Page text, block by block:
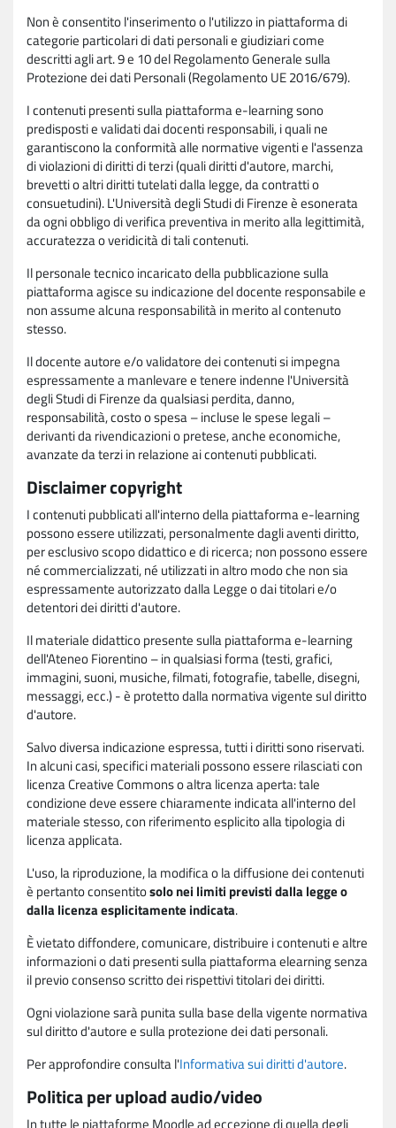
Non è consentito l'inserimento o l'utilizzo in piattaforma di
categorie particolari di dati personali e giudiziari come
descritti agli art. 9 e 10 del Regolamento Generale sulla
Protezione dei dati Personali (Regolamento UE 2016/679).
I contenuti presenti sulla piattaforma e-learning sono
predisposti e validati dai docenti responsabili, i quali ne
garantiscono la conformità alle normative vigenti e l'assenza
di violazioni di diritti di terzi (quali diritti d'autore, marchi,
brevetti o altri diritti tutelati dalla legge, da contratti o
consuetudini). L'Università degli Studi di Firenze è esonerata
da ogni obbligo di verifica preventiva in merito alla legittimità,
accuratezza o veridicità di tali contenuti.
Il personale tecnico incaricato della pubblicazione sulla
piattaforma agisce su indicazione del docente responsabile e
non assume alcuna responsabilità in merito al contenuto
stesso.
Il docente autore e/o validatore dei contenuti si impegna
espressamente a manlevare e tenere indenne l'Università
degli Studi di Firenze da qualsiasi perdita, danno,
responsabilità, costo o spesa – incluse le spese legali –
derivanti da rivendicazioni o pretese, anche economiche,
avanzate da terzi in relazione ai contenuti pubblicati.
Disclaimer copyright
I contenuti pubblicati all'interno della piattaforma e-learning
possono essere utilizzati, personalmente dagli aventi diritto,
per esclusivo scopo didattico e di ricerca; non possono essere
né commercializzati, né utilizzati in altro modo che non sia
espressamente autorizzato dalla Legge o dai titolari e/o
detentori dei diritti d'autore.
Il materiale didattico presente sulla piattaforma e-learning
dell'Ateneo Fiorentino – in qualsiasi forma (testi, grafici,
immagini, suoni, musiche, filmati, fotografie, tabelle, disegni,
messaggi, ecc.) - è protetto dalla normativa vigente sul diritto
d'autore.
Salvo diversa indicazione espressa, tutti i diritti sono riservati.
In alcuni casi, specifici materiali possono essere rilasciati con
licenza Creative Commons o altra licenza aperta: tale
condizione deve essere chiaramente indicata all'interno del
materiale stesso, con riferimento esplicito alla tipologia di
licenza applicata.
L'uso, la riproduzione, la modifica o la diffusione dei contenuti
è pertanto consentitosolo nei limiti previsti dalla legge o
dalla licenza esplicitamente indicata.
È vietato diffondere, comunicare, distribuire i contenuti e altre
informazioni o dati presenti sulla piattaforma elearning senza
il previo consenso scritto dei rispettivi titolari dei diritti.
Ogni violazione sarà punita sulla base della vigente normativa
sul diritto d'autore e sulla protezione dei dati personali.
Per approfondire consulta l'Informativa sui diritti d'autore.
Politica per upload audio/video
In tutte le piattaforme Moodle ad eccezione di quella degli